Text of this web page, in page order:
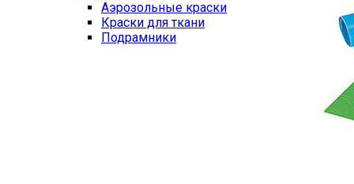
Аэрозольные краски
Краски для ткани
Подрамники